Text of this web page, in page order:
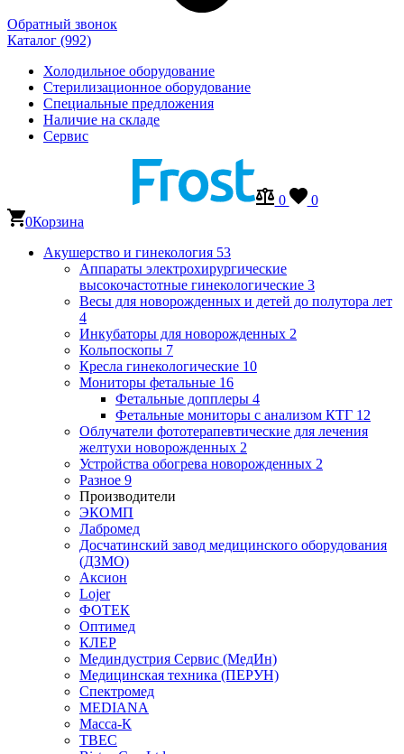
Обратный звонок
Каталог (992)
Холодильное оборудование
Стерилизационное оборудование
Специальные предложения
Наличие на складе
Сервис
0
0
0Корзина
Акушерство и гинекология 53
Аппараты электрохирургические
высокочастотные гинекологические 3
Весы для новорожденных и детей до полутора лет
4
Инкубаторы для новорожденных 2
Кольпоскопы 7
Кресла гинекологические 10
Мониторы фетальные 16
Фетальные допплеры 4
Фетальные мониторы с анализом КТГ 12
Облучатели фототерапевтические для лечения
желтухи новорожденных 2
Устройства обогрева новорожденных 2
Разное 9
Производители
ЭКОМП
Лабромед
Досчатинский завод медицинского оборудования
(ДЗМО)
Аксион
Lojer
ФОТЕК
Оптимед
КЛЕР
Мединдустрия Сервис (МедИн)
Медицинская техника (ПЕРУН)
Спектромед
MEDIANA
Масса-К
ТВЕС